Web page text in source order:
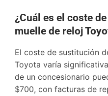
¿Cuál es el coste
muelle de reloj
El coste de sustitución
Toyota varía
de un concesionario
$700, con facturas de